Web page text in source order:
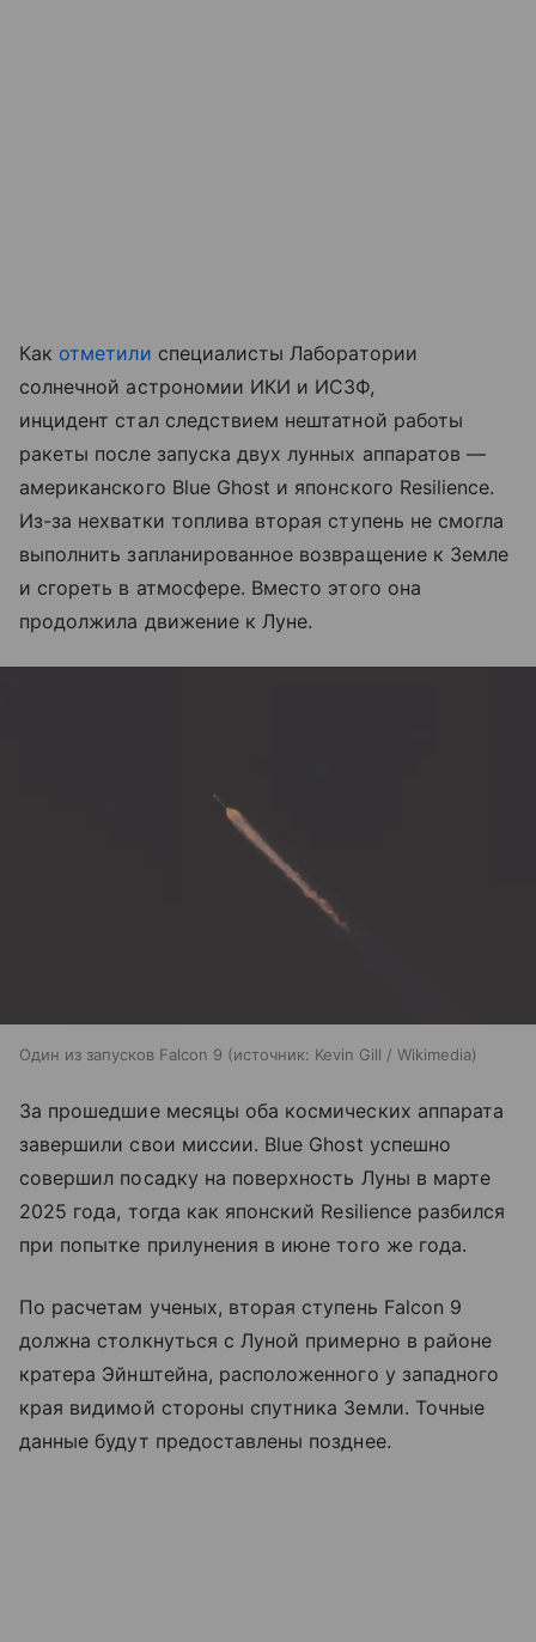
Как отметили специалисты Лаборатории
солнечной астрономии ИКИ и ИСЗФ,
инцидент стал следствием нештатной работы
ракеты после запуска двух лунных аппаратов —
американского Blue Ghost и японского Resilience.
Из-за нехватки топлива вторая ступень не смогла
выполнить запланированное возвращение к Земле
и сгореть в атмосфере. Вместо этого она
продолжила движение к Луне.
Один из запусков Falcon 9 источник: Kevin Gill / Wikimedia
За прошедшие месяцы оба космических аппарата
завершили свои миссии. Blue Ghost успешно
совершил посадку на поверхность Луны в марте
2025 года, тогда как японский Resilience разбился
при попытке прилунения в июне того же года.
По расчетам ученых, вторая ступень Falcon 9
должна столкнуться с Луной примерно в районе
кратера Эйнштейна, расположенного у западного
края видимой стороны спутника Земли. Точные
данные будут предоставлены позднее.